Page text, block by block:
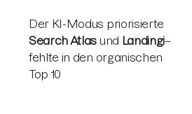
Der KI-Modus priorisierte
Search Atlas und Landingi–
fehlte in den organischen
Top 10